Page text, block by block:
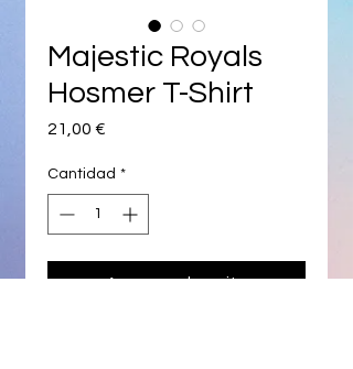
Majestic Royals
Hosmer T-Shirt
21,00 €
Cantidad *
Agregar al carrito